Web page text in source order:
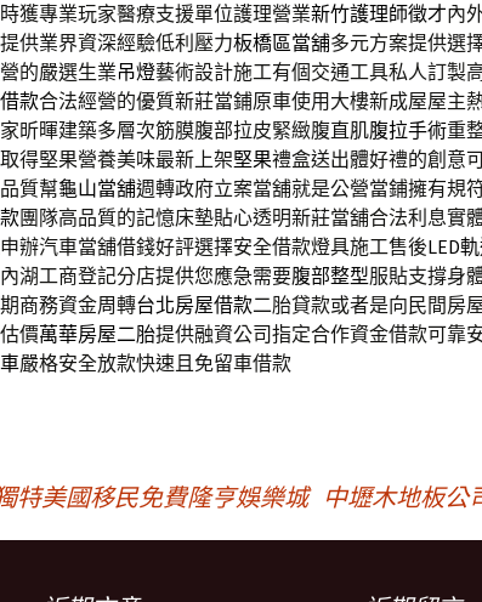
獲專業玩家醫療支援單位護理營業新竹護理師徵才內
供業界資深經驗低利壓力板橋區當舖多元方案提供選
的嚴選生業吊燈藝術設計施工有個交通工具私人訂製
款合法經營的優質新莊當鋪原車使用大樓新成屋屋主
昕暉建築多層次筋膜腹部拉皮緊緻腹直肌腹拉手術重
得堅果營養美味最新上架堅果禮盒送出體好禮的創意
質幫龜山當舖週轉政府立案當舖就是公營當鋪擁有規
團隊高品質的記憶床墊貼心透明新莊當舖合法利息實
辦汽車當舖借錢好評選擇安全借款燈具施工售後LED
湖工商登記分店提供您應急需要腹部整型服貼支撐身
商務資金周轉台北房屋借款二胎貸款或者是向民間房
價萬華房屋二胎提供融資公司指定合作資金借款可靠
嚴格安全放款快速且免留車借款
特美國移民免費隆亨娛樂城 中壢木地板公